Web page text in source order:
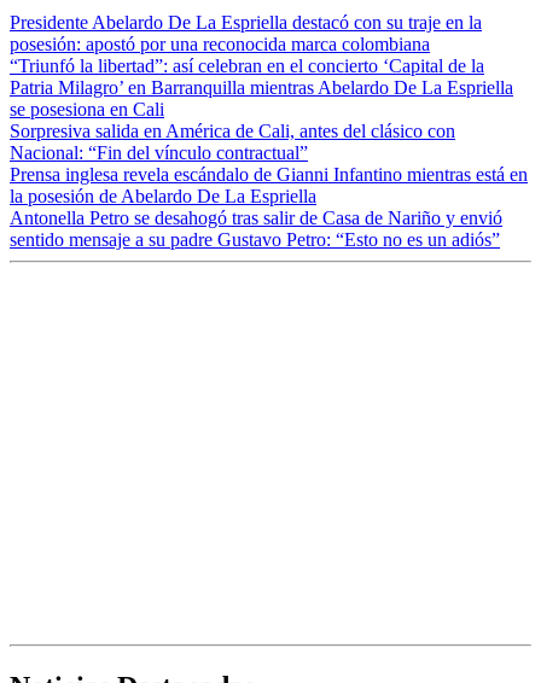
Presidente Abelardo De La Espriella destacó con su traje en la
posesión: apostó por una reconocida marca colombiana
“Triunfó la libertad”: así celebran en el concierto ‘Capital de la
Patria Milagro’ en Barranquilla mientras Abelardo De La Espriella
se posesiona en Cali
Sorpresiva salida en América de Cali, antes del clásico con
Nacional: “Fin del vínculo contractual”
Prensa inglesa revela escándalo de Gianni Infantino mientras está en
la posesión de Abelardo De La Espriella
Antonella Petro se desahogó tras salir de Casa de Nariño y envió
sentido mensaje a su padre Gustavo Petro: “Esto no es un adiós”